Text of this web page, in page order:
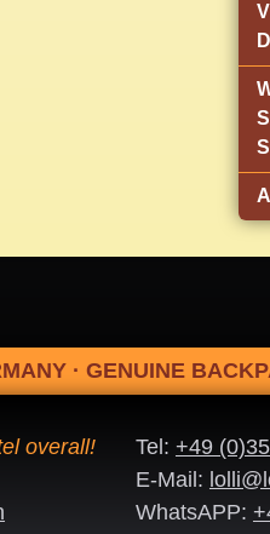
· GENUINE
overall!
Tel: +49
E-Mail:
WhatsAPP: